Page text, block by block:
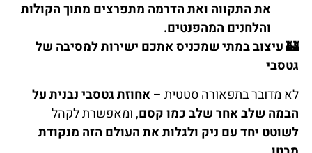
את התקווה ואת הדרמה מתפרצים מתוך הקולות
והלחנים המהפנטים.
🏰עיצוב במתי שמכניס אתכם ישירות למסיבה של
גטסבי
לא מדובר בתפאורה סטטית –אחוזת גטסבי נבנית על
הבמה שלב אחר שלב כמו קסם, ומאפשרת לקהל
לשוטט יחד עם ניק ולגלות את העולם הזה מנקודת